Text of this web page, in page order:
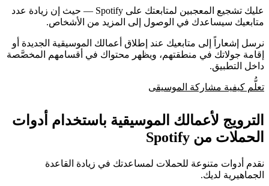
عليك تشجيع المعجبين لمتابعتك على Spotify — حيث إن زيادة عدد
متابعيك سيساعدك في الوصول إلى المزيد من الأشخاص.
نرسل إشعاراً إلى متابعيك عند إطلاق أعمالك الموسيقية الجديدة أو
إقامة جولاتك في منطقتهم، ويظهر محتواك في أقسامهم المخصَّصة
داخل التطبيق.
تعلُّم كيفية مشاركة الموسيقى
الترويج لأعمالك الموسيقية باستخدام أدوات
الحملات من Spotify
نقدم أدوات متنوعة للحملات لمساعدتك في زيادة القاعدة
الجماهيرية لديك.